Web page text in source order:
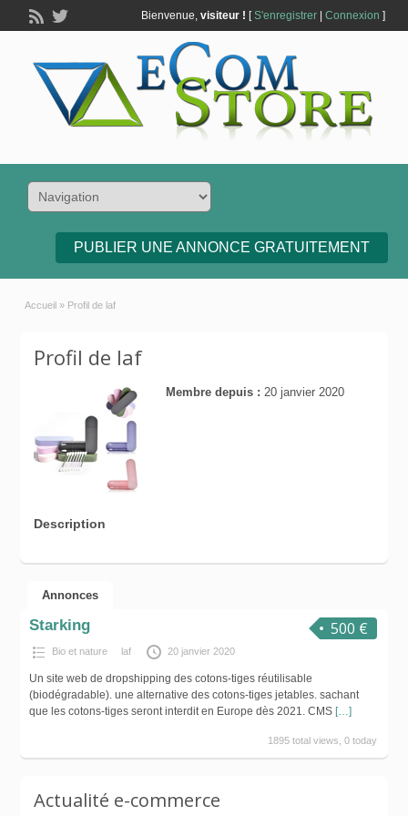
Bienvenue, visiteur ! [S'enregistrer| Connexion ]
PUBLIER UNE ANNONCE GRATUITEMENT
Accueil » Profil de laf
Profil de laf
Membre depuis : 20 janvier 2020
Description
Annonces
500 €
Starking
Bio et nature laf 20 janvier 2020
Un site web de dropshipping des cotons-tiges réutilisable
(biodégradable). une alternative des cotons-tiges jetables. sachant
que les cotons-tiges seront interdit en Europe dès 2021. CMS […]
1895 total views, 0 today
Actualité e-commerce